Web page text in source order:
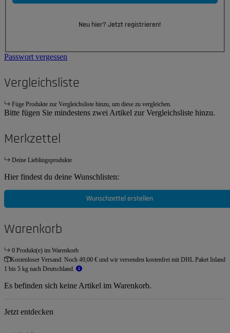
Neu hier? Jetzt registrieren!
Passwort vergessen
Vergleichsliste
Füge Produkte zur Vergleichsliste hinzu, um diese zu vergleichen.
Bitte fügen Sie mindestens zwei Artikel zur Vergleichsliste hinzu.
Merkzettel
Deine Lieblingsprodukte
Hier findest du deine Wunschlisten:
Wunschzettel erstellen
Warenkorb
0 Produkt(e) im Warenkorb
Kostenloser Versand: Noch 49,00 € und wir versenden kostenfrei mit DHL Paket Inland
1 bis 5 kg nach Deutschland.
Es befinden sich keine Artikel im Warenkorb.
Jetzt entdecken